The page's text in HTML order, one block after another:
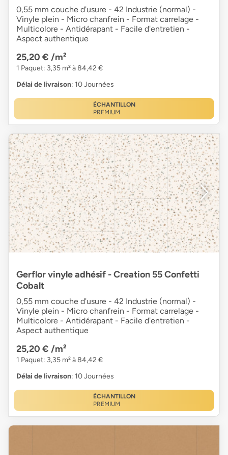
0,55 mm couche d'usure - 42 Industrie (normal) -
Vinyle plein - Micro chanfrein - Format carrelage -
Multicolore - Antidérapant - Facile d'entretien -
Aspect authentique
25,20 € /m²
1 Paquet: 3,35 m² à 84,42 €
Délai de livraison: 10 Journées
ÉCHANTILLON
PREMIUM
Gerflor vinyle adhésif - Creation 55 Confetti
Cobalt
0,55 mm couche d'usure - 42 Industrie (normal) -
Vinyle plein - Micro chanfrein - Format carrelage -
Multicolore - Antidérapant - Facile d'entretien -
Aspect authentique
25,20 € /m²
1 Paquet: 3,35 m² à 84,42 €
Délai de livraison: 10 Journées
ÉCHANTILLON
PREMIUM